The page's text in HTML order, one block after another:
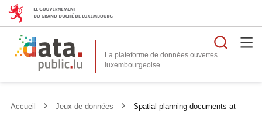
La plateforme de données ouvertes
Accueil Jeux de données
Spatial planning documents at